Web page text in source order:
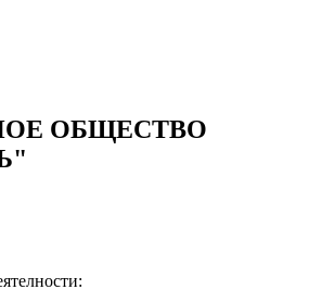
ОБЩЕСТВО